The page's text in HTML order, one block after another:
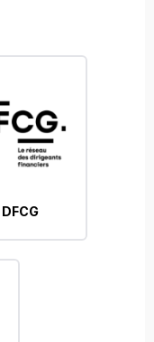
DFCG